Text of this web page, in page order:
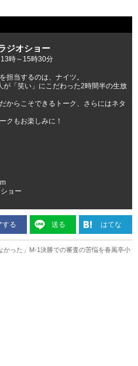
ジオショー
時～15時30分
担当するのは、ナイツ。
が「笑い」にこだわった2時間半の生放
からこそできるトーク、さらにはネタ
クもお楽しみに！
ョー
する 送る はてな
かった」M-1決勝での審査の苦悩を春風亭小